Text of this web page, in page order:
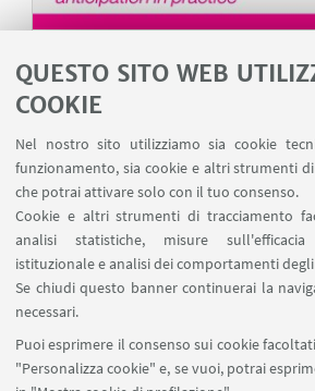
QUESTO SITO WEB
COOKIE
Nel nostro sito utilizziamo sia cookie
funzionamento, sia cookie e altri strumenti
che potrai attivare solo con il tuo consenso.
Cookie e altri strumenti di tracciamento
analisi statistiche, misure
istituzionale e analisi dei comportamenti
Se chiudi questo banner continuerai la
necessari.
Puoi esprimere il consenso sui cookie
"Personalizza cookie" e, se vuoi, potrai
DESIGN TALK
Caffeina: come navigare oggi
Creatività
11 maggio 2025 - ore 12:00/16:00 -
TRASPORTI, Viale Risorgimento, 2
... 19